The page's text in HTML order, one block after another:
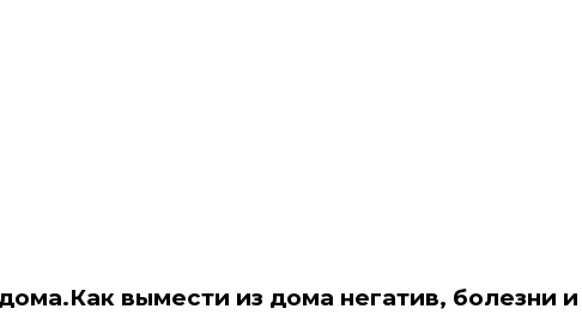
вымести из дома негатив, болезни и